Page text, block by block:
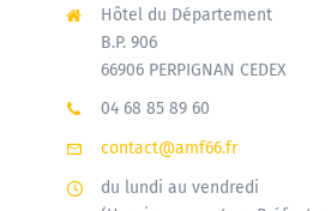
Hôtel du Département
B.P. 906
66906 PERPIGNAN CEDEX
04 68 85 89 60
contact@amf66.fr
du lundi au vendredi